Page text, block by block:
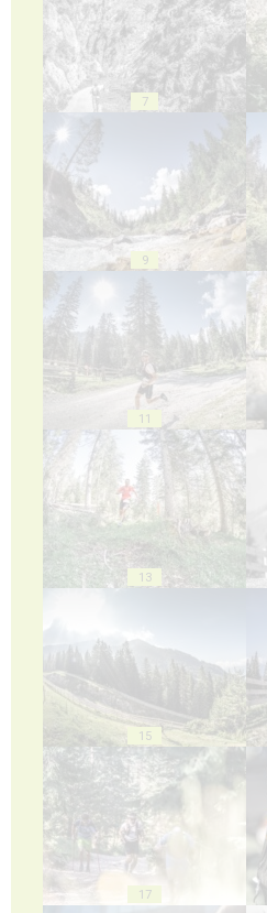
7
9
11
13
15
17